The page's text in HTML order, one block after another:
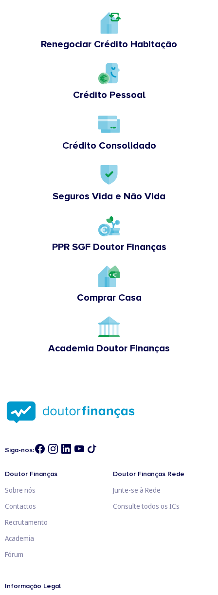
Renegociar Crédito Habitação
Crédito Pessoal
Crédito Consolidado
Seguros Vida e Não Vida
PPR SGF Doutor Finanças
Comprar Casa
Academia Doutor Finanças
Siga-nos:
Doutor Finanças
Sobre nós
Contactos
Recrutamento
Academia
Fórum
Doutor Finanças Rede
Junte-se à Rede
Consulte todos os ICs
Informação Legal